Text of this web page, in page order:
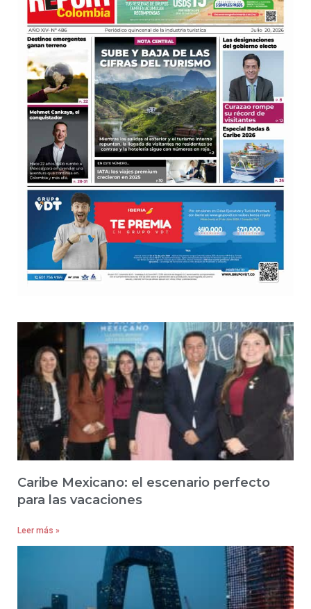
Caribe Mexicano: el escenario perfecto
para las vacaciones
Leer más »